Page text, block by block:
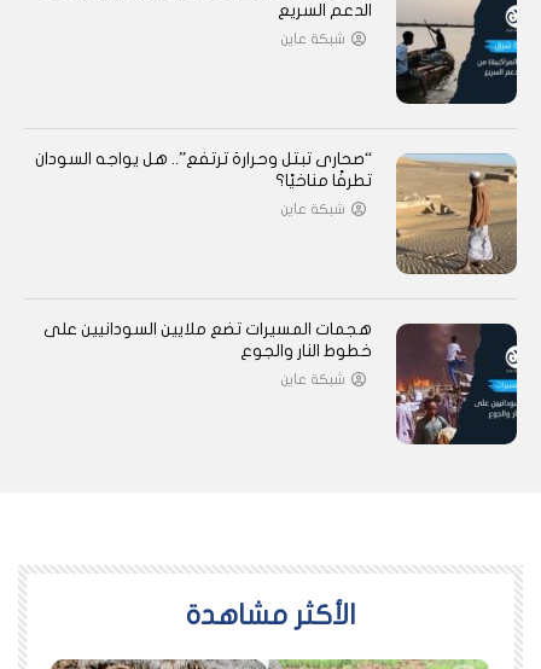
الدعم السريع
شبكة عاين
“صحارى تبتل وحرارة ترتفع”.. هل يواجه السودان
تطرفًا مناخيًا؟
شبكة عاين
هجمات المسيرات تضع ملايين السودانيين على
خطوط النار والجوع
شبكة عاين
اﻷكثر مشاهدة